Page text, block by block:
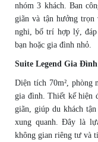
nhóm 3 khách. Ban
giãn và tận hưởng
nghi, bố trí hợp lý,
bạn hoặc gia đình nhỏ.
Suite Legend Gia
Diện tích 70m², phòng
gia đình. Thiết kế hiện
giãn, giúp du khách
xung quanh. Đây là
không gian riêng tư và